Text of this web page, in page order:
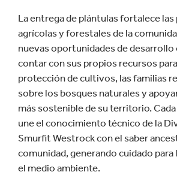
La entrega de plántulas fortalece las
agrícolas y forestales de la
nuevas oportunidades de desarrollo
contar con sus propios recursos
protección de cultivos, las familias
sobre los bosques naturales y
más sostenible de su territorio.
une el conocimiento técnico de la
Smurfit Westrock con el saber
comunidad, generando cuidado para
el medio ambiente.